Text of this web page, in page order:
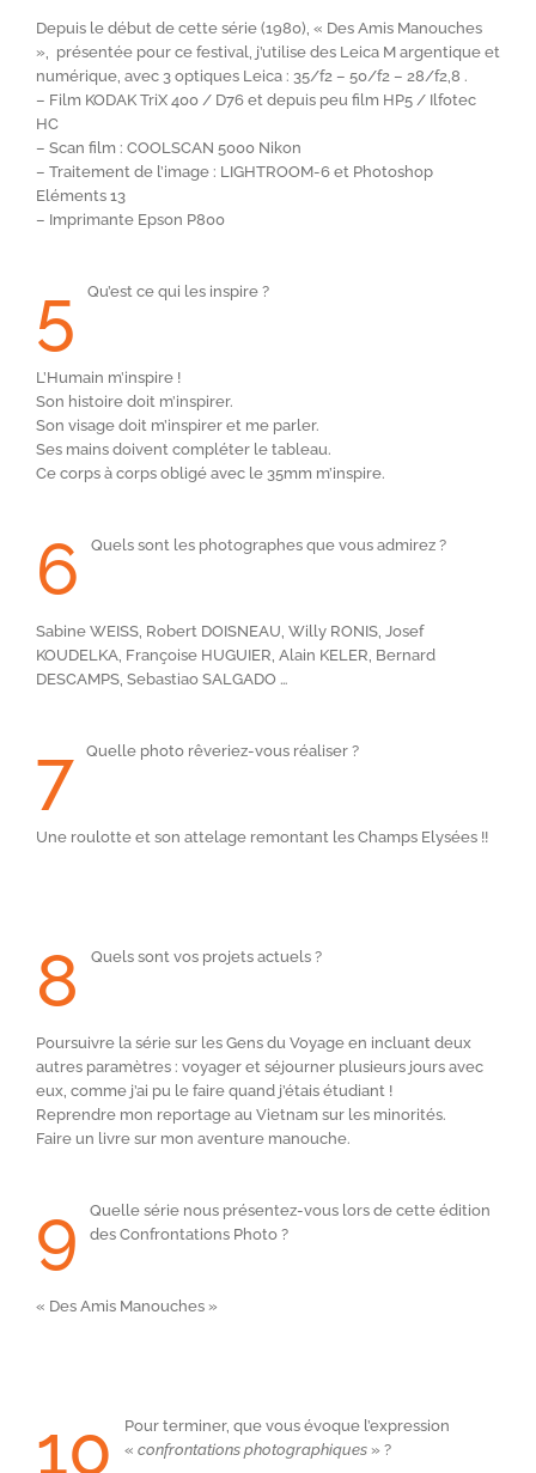
Depuis le début de cette série (1980), « Des Amis Manouches
», présentée pour ce festival, j’utilise des Leica M argentique et
numérique, avec 3 optiques Leica : 35/f2 – 50/f2 – 28/f2,8 .
– Film KODAK TriX 400 / D76 et depuis peu film HP5 / Ilfotec
HC
– Scan film : COOLSCAN 5000 Nikon
– Traitement de l’image : LIGHTROOM-6 et Photoshop
Eléments 13
– Imprimante Epson P800
5 Qu’est ce qui les inspire ?
L’Humain m’inspire !
Son histoire doit m’inspirer.
Son visage doit m’inspirer et me parler.
Ses mains doivent compléter le tableau.
Ce corps à corps obligé avec le 35mm m’inspire.
6 Quels sont les photographes que vous admirez ?
Sabine WEISS, Robert DOISNEAU, Willy RONIS, Josef
KOUDELKA, Françoise HUGUIER, Alain KELER, Bernard
DESCAMPS, Sebastiao SALGADO …
7 Quelle photo rêveriez-vous réaliser ?
Une roulotte et son attelage remontant les Champs Elysées !!
8 Quels sont vos projets actuels ?
Poursuivre la série sur les Gens du Voyage en incluant deux
autres paramètres : voyager et séjourner plusieurs jours avec
eux, comme j’ai pu le faire quand j’étais étudiant !
Reprendre mon reportage au Vietnam sur les minorités.
Faire un livre sur mon aventure manouche.
9
Quelle série nous présentez-vous lors de cette édition
des Confrontations Photo ?
« Des Amis Manouches »
10
Pour terminer, que vous évoque l’expression
« confrontations photographiques » ?